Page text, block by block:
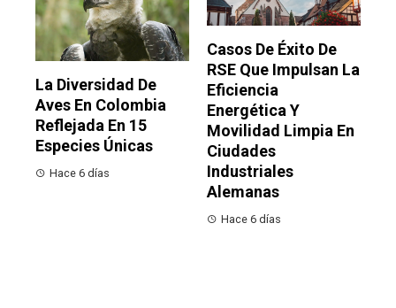
La Diversidad De
Aves En Colombia
Reflejada En 15
Especies Únicas
Hace 6 días
Casos De Éxito De
RSE Que Impulsan La
Eficiencia
Energética Y
Movilidad Limpia En
Ciudades
Industriales
Alemanas
Hace 6 días